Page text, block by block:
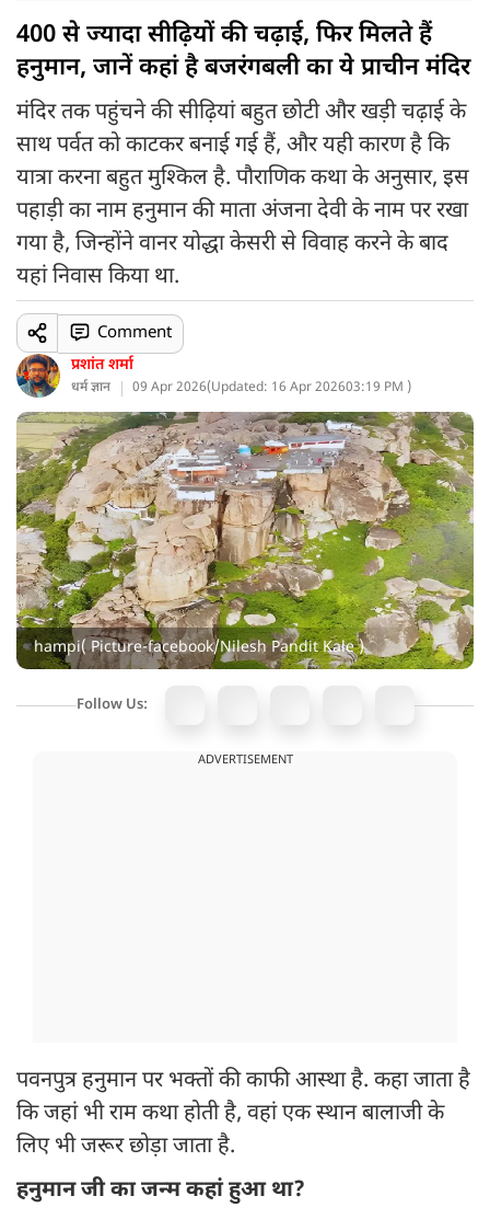
400 से ज्यादा सीढ़ियों की चढ़ाई, फिर मिलते हैं
हनुमान, जानें कहां है बजरंगबली का ये प्राचीन मंदिर
मंदिर तक पहुंचने की सीढ़ियां बहुत छोटी और खड़ी चढ़ाई के
साथ पर्वत को काटकर बनाई गई हैं, और यही कारण है कि
यात्रा करना बहुत मुश्किल है. पौराणिक कथा के अनुसार, इस
पहाड़ी का नाम हनुमान की माता अंजना देवी के नाम पर रखा
गया है, जिन्होंने वानर योद्धा केसरी से विवाह करने के बाद
यहां निवास किया था.
प्रशांत शर्मा
धर्म ज्ञान 09 Apr 2026(Updated: 16 Apr 202603:19 PM )
Comment
hampi( Picture-facebook/Nilesh Pandit Kale )
Follow Us:
ADVERTISEMENT
पवनपुत्र हनुमान पर भक्तों की काफी आस्था है. कहा जाता है
कि जहां भी राम कथा होती है, वहां एक स्थान बालाजी के
लिए भी जरूर छोड़ा जाता है.
हनुमान जी का जन्म कहां हुआ था?